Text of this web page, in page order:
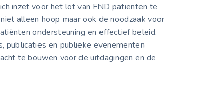
inzet voor het lot van FND patiënten te
alleen hoop maar ook de noodzaak voor
ondersteuning en effectief beleid.
publicaties en publieke evenementen
te bouwen voor de uitdagingen en de